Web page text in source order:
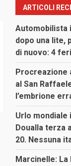
ARTICOLI
Automobilista
dopo una lite,
di nuovo: 4
Procreazione
al San
l’embrione
Urlo mondiale
Doualla terza
20. Nessuna
Marcinelle: La